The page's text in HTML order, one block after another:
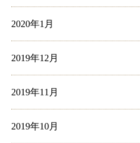
2020年1月
2019年12月
2019年11月
2019年10月